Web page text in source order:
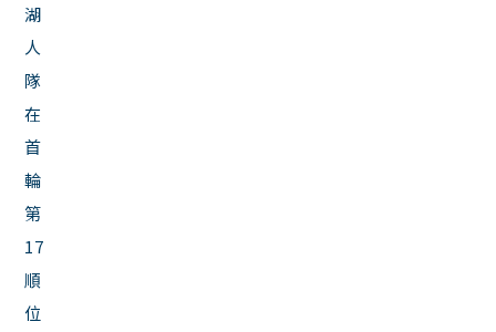
湖
人
隊
在
首
輪
第
17
順
位